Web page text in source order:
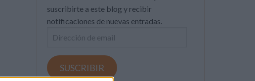
suscribirte a este blog y recibir
notificaciones de nuevas entradas.
Dirección
email
SUSCRIBIR